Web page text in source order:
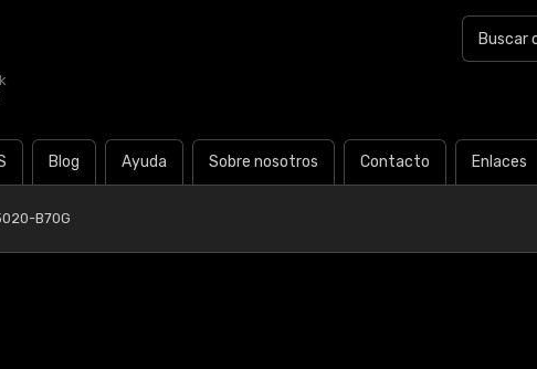
Blog Ayuda Sobre nosotros Contacto Enlaces
B70G